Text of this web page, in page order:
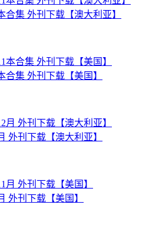
合集 外刊下载【澳大利亚】
合集 外刊下载【美国】
外刊下载【澳大利亚】
外刊下载【美国】